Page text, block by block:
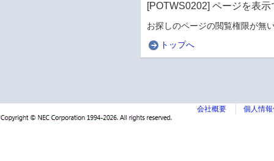
[POTWS0202] ページを表
お探しのページの閲覧権限が無
トップへ
会社概要 個人情